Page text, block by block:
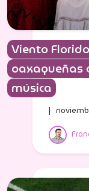
Viento
oaxaqueñas
música
|